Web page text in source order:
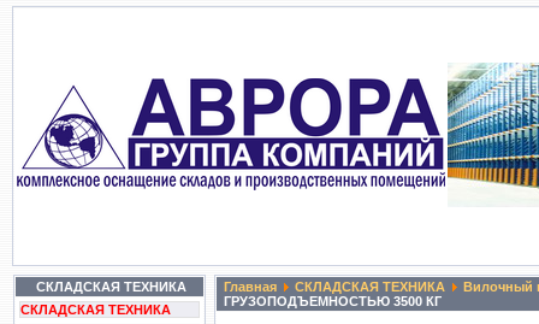
СКЛАДСКАЯ ТЕХНИКА
СКЛАДСКАЯ ТЕХНИКА
Главная СКЛАДСКАЯ ТЕХНИКА
Вилочный
ГРУЗОПОДЪЕМНОСТЬЮ 3500 КГ